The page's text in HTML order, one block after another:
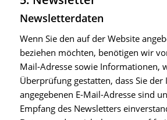
Newsletter­daten
Wenn Sie den auf der Website
beziehen möchten, benötigen wir
Mail-Adresse sowie Informationen,
Überprüfung gestatten, dass Sie der
angegebenen E-Mail-Adresse sind
Empfang des Newsletters